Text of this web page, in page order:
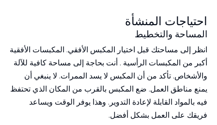
احتياجات المنشأة
المساحة والتخطيط
انظر إلى مساحتك قبل اختيار المكبس الأفقي. المكبسات الأفقية
أكبر من المكبسات الرأسية . أنت بحاجة إلى مساحة كافية للآلة
والأشخاص. تأكد من أن المكبس لا يسد الممرات. لا ينبغي أن
يمنع مناطق العمل. ضع المكبس بالقرب من المكان الذي تحتفظ
فيه بالمواد القابلة لإعادة التدوير. وهذا يوفر الوقت ويساعد
فريقك على العمل بشكل أفضل.